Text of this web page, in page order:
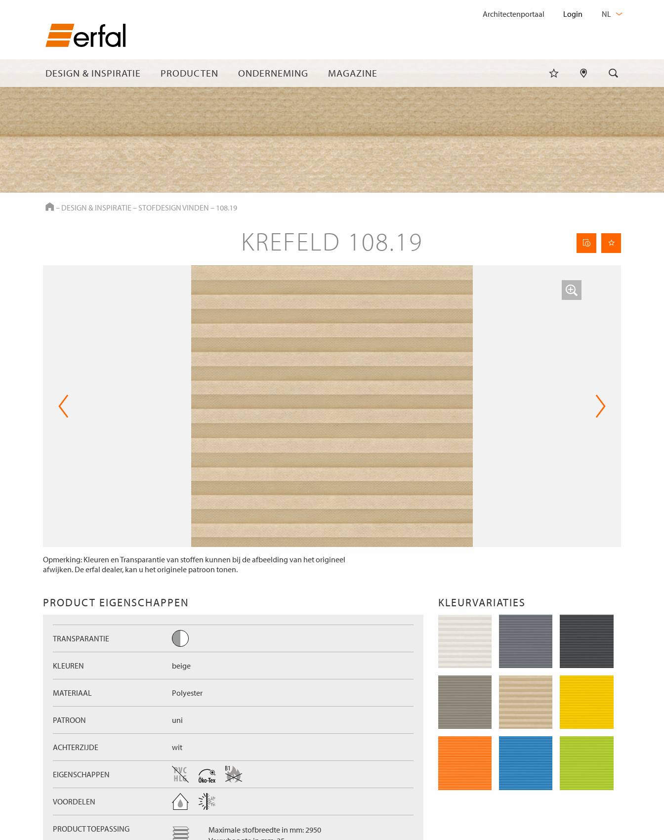
DESIGN & INSPIRATIE PRODUCTEN ONDERNEMING MAGAZINE
Architectenportaal
WIJZIGEN
NL
HOME
– DESIGN & INSPIRATIE– STOFDESIGN VINDEN – 108.19
KREFELD 108.19 Stofinformatieblad
Opmerking: Kleuren en Transparantie van stoffen kunnen bij de afbeelding van het origineel
afwijken. De erfal dealer, kan u het originele patroon tonen.
PRODUCT EIGENSCHAPPEN
TRANSPARANTIE
KLEUREN beige
MATERIAAL Polyester
PATROON uni
ACHTERZIJDE wit
EIGENSCHAPPEN
VOORDELEN
PRODUCT TOEPASSING
Maximale stofbreedte in mm: 2950
KLEURVARIATIES